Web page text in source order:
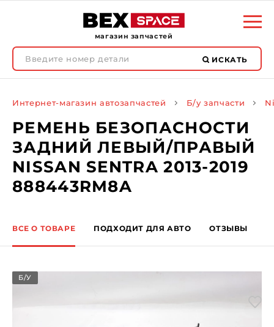
магазин запчастей
ИСКАТЬ
Интернет-магазин автозапчастей Б/у запчасти
РЕМЕНЬ БЕЗОПАСНОСТИ
ЗАДНИЙ ЛЕВЫЙ/ПРАВЫЙ
NISSAN SENTRA 2013-2019
888443RM8A
ВСЕ О ТОВАРЕ ПОДХОДИТ ДЛЯ АВТО ОТЗЫВЫ
Б/У